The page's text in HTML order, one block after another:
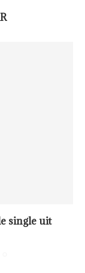
single uit